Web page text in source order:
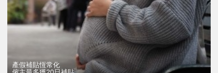
產假補貼恆常化